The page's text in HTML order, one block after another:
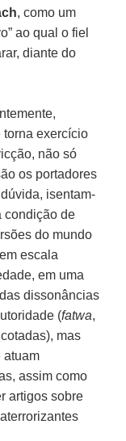
, como um
ao qual o fiel
diante do
torna exercício
não só
os portadores
isentam-
condição de
do mundo
escala
em uma
dissonâncias
(fatwa,
mas
atuam
assim como
artigos sobre